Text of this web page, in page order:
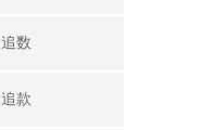
追数
追款